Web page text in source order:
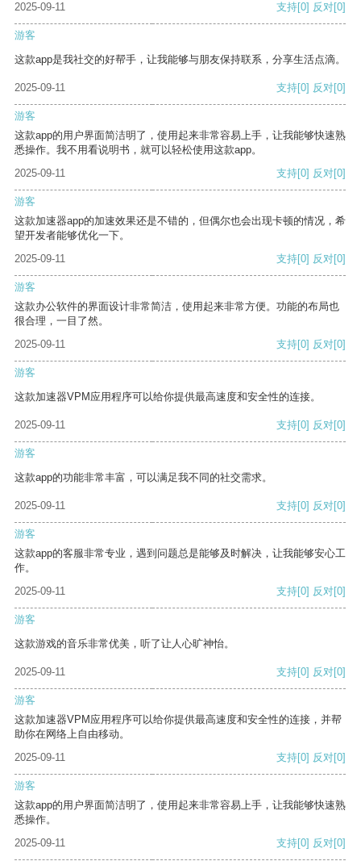
2025-09-11 支持[0] 反对[0]
游客
这款app是我社交的好帮手，让我能够与朋友保持联系，分享生活点滴。
2025-09-11 支持[0] 反对[0]
游客
这款app的用户界面简洁明了，使用起来非常容易上手，让我能够快速熟
悉操作。我不用看说明书，就可以轻松使用这款app。
2025-09-11
支持[0] 反对[0]
游客
这款加速器app的加速效果还是不错的，但偶尔也会出现卡顿的情况，希
望开发者能够优化一下。
2025-09-11
支持[0] 反对[0]
游客
这款办公软件的界面设计非常简洁，使用起来非常方便。功能的布局也
很合理，一目了然。
2025-09-11
支持[0] 反对[0]
游客
这款加速器VPM应用程序可以给你提供最高速度和安全性的连接。
2025-09-11 支持[0] 反对[0]
游客
这款app的功能非常丰富，可以满足我不同的社交需求。
2025-09-11 支持[0] 反对[0]
游客
这款app的客服非常专业，遇到问题总是能够及时解决，让我能够安心工
作。
2025-09-11
支持[0] 反对[0]
游客
这款游戏的音乐非常优美，听了让人心旷神怡。
2025-09-11 支持[0] 反对[0]
游客
这款加速器VPM应用程序可以给你提供最高速度和安全性的连接，并帮
助你在网络上自由移动。
2025-09-11
支持[0] 反对[0]
游客
这款app的用户界面简洁明了，使用起来非常容易上手，让我能够快速熟
悉操作。
2025-09-11
支持[0] 反对[0]